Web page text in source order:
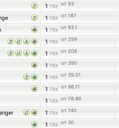
1 TRX от 93
1 TRX от 187
1 TRX от 93.1
1 TRX от 259
1 TRX от 204
1 TRX от 390
1 TRX от 39.01
1 TRX от 98.11
1 TRX от 78.86
1 TRX от 740
1 TRX от 30